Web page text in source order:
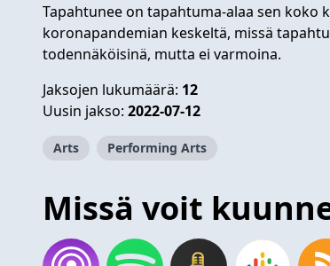
Tapahtunee on tapahtuma-alaa sen koko
koronapandemian keskeltä, missä
todennäköisinä, mutta ei varmoina.
Jaksojen lukumäärä: 12
Uusin jakso: 2022-07-12
Arts Performing Arts
Missä voit